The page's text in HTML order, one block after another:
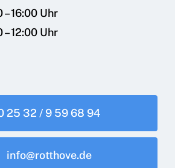
– 16:00 Uhr
12:00 Uhr
25 32 / 9 59 68 94
info@rotthove.de